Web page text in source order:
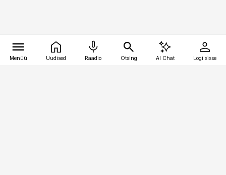
Menüü Uudised Raadio Otsing AI Chat Logi sisse